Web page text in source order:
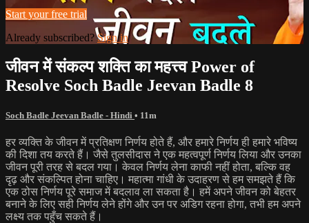
Start your free trial
Already subscribed?Sign in
जीवन में संकल्प शक्ति का महत्त्व Power of
Resolve Soch Badle Jeevan Badle 8
Soch Badle Jeevan Badle - Hindi • 11m
हर व्यक्ति के जीवन में प्रतिक्षण निर्णय होते हैं, और हमारे निर्णय ही हमारे भविष्य
की दिशा तय करते हैं। जैसे तुलसीदास ने एक महत्वपूर्ण निर्णय लिया और उनका
जीवन पूरी तरह से बदल गया। केवल निर्णय लेना काफी नहीं होता, बल्कि वह
दृढ़ और संकल्पित होना चाहिए। महात्मा गांधी के उदाहरण से हम समझते हैं कि
एक ठोस निर्णय पूरे समाज में बदलाव ला सकता है। हमें अपने जीवन को बेहतर
बनाने के लिए सही निर्णय लेने होंगे और उन पर अडिग रहना होगा, तभी हम अपने
लक्ष्य तक पहुँच सकते हैं।